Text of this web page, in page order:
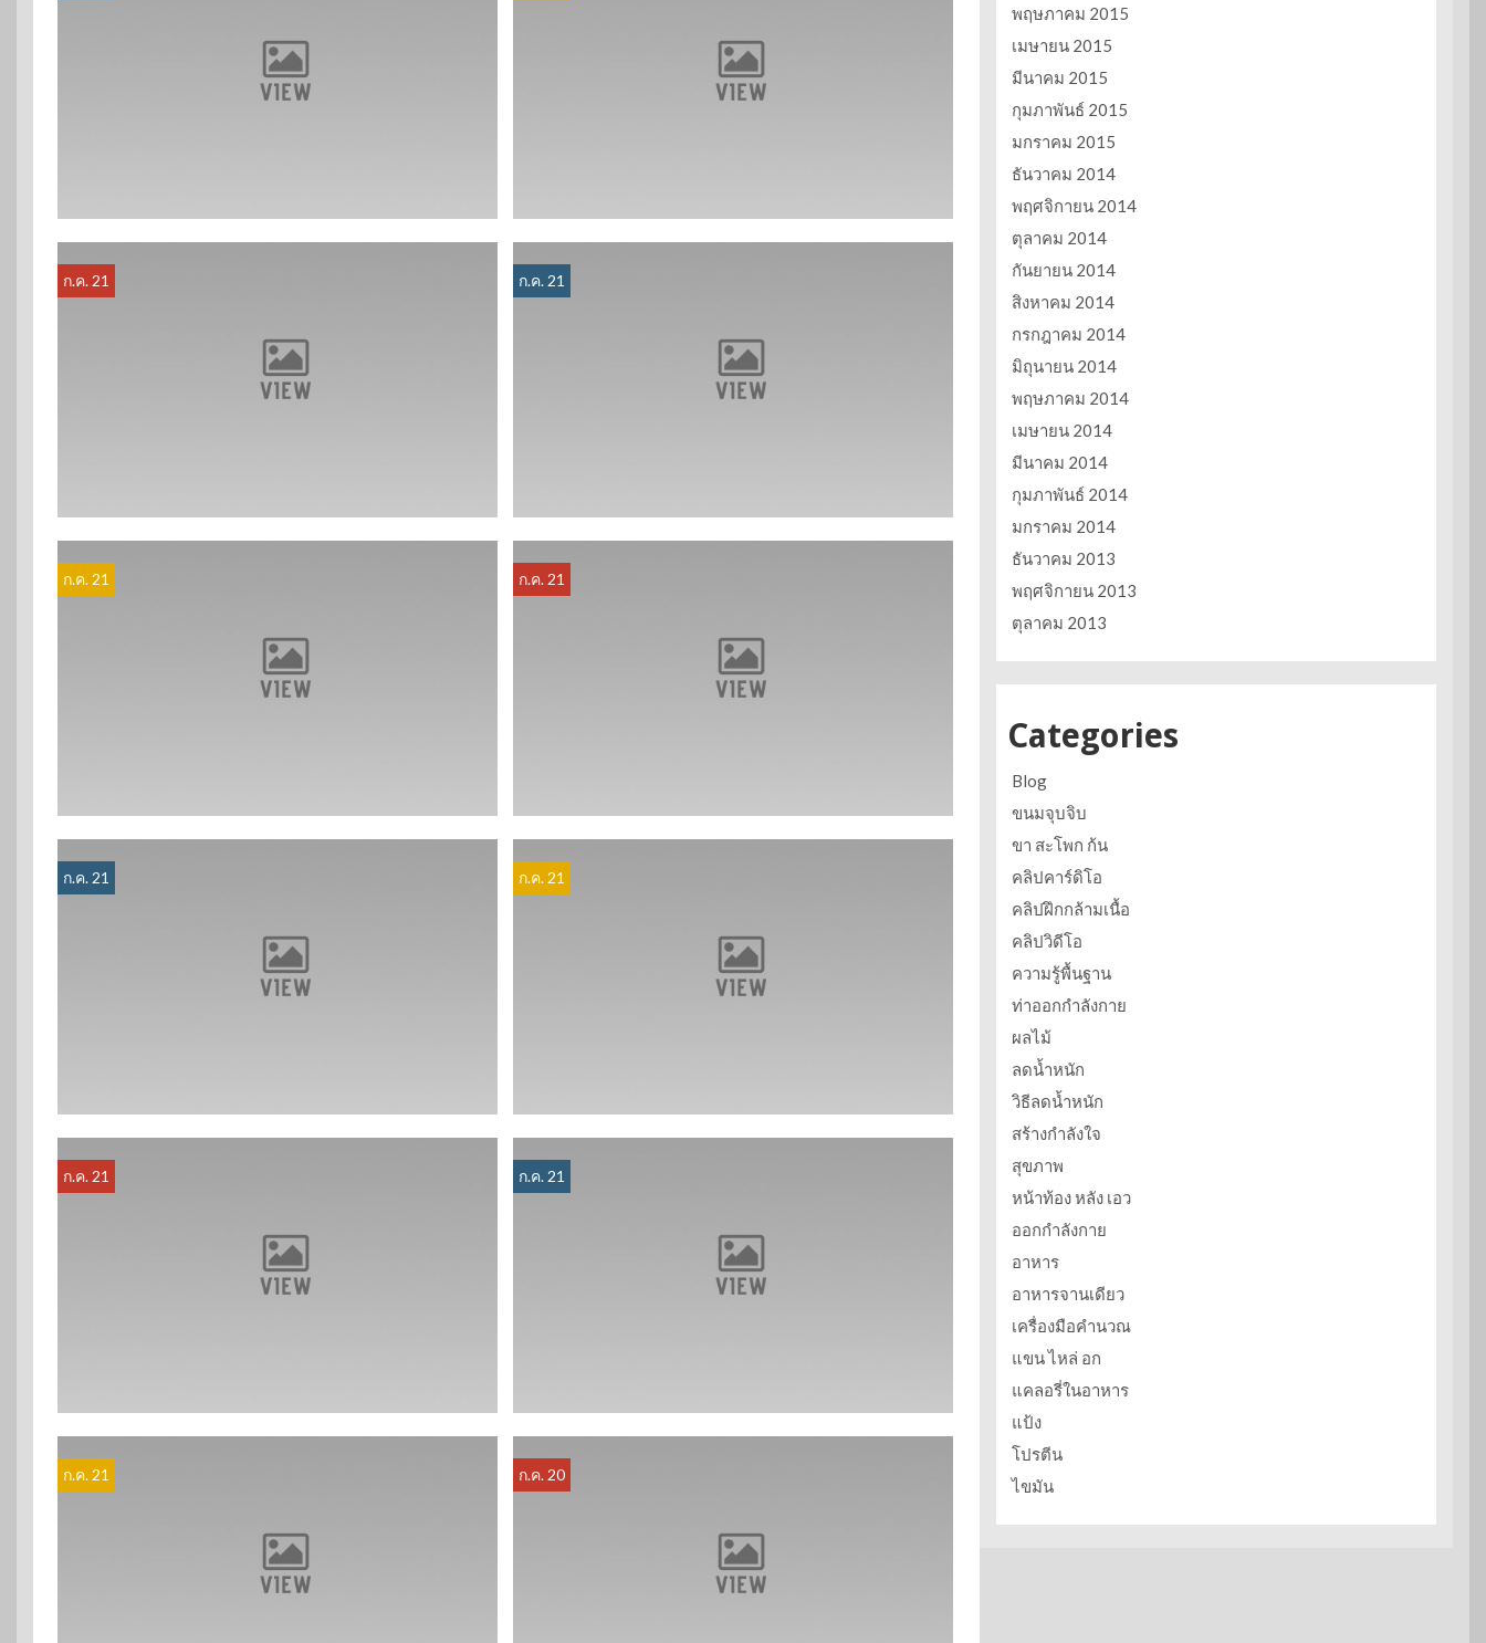
ก.ค. 21 ก.ค. 21
ก.ค. 21 ก.ค. 21
ก.ค. 21 ก.ค. 21
ก.ค. 21 ก.ค. 21
ก.ค. 21 ก.ค. 20
พฤษภาคม 2015
เมษายน 2015
มีนาคม 2015
กุมภาพันธ์ 2015
มกราคม 2015
ธันวาคม 2014
พฤศจิกายน 2014
ตุลาคม 2014
กันยายน 2014
สิงหาคม 2014
กรกฎาคม 2014
มิถุนายน 2014
พฤษภาคม 2014
เมษายน 2014
มีนาคม 2014
กุมภาพันธ์ 2014
มกราคม 2014
ธันวาคม 2013
พฤศจิกายน 2013
ตุลาคม 2013
Categories
Blog
ขนมจุบจิบ
ขา สะโพก ก้น
คลิปคาร์ดิโอ
คลิปฝึกกล้ามเนื้อ
คลิปวิดีโอ
ความรู้พื้นฐาน
ท่าออกกำลังกาย
ผลไม้
ลดน้ำหนัก
วิธีลดน้ำหนัก
สร้างกำลังใจ
สุขภาพ
หน้าท้อง หลัง เอว
ออกกำลังกาย
อาหาร
อาหารจานเดียว
เครื่องมือคำนวณ
แขน ไหล่ อก
แคลอรี่ในอาหาร
แป้ง
โปรตีน
ไขมัน